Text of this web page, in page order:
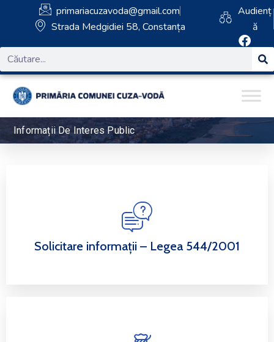
primariacuzavoda@gmail.com
Strada Medgidiei 58, Constanța
Audienț
ă
Informații De Interes Public
Solicitare informații – Legea 544/2001